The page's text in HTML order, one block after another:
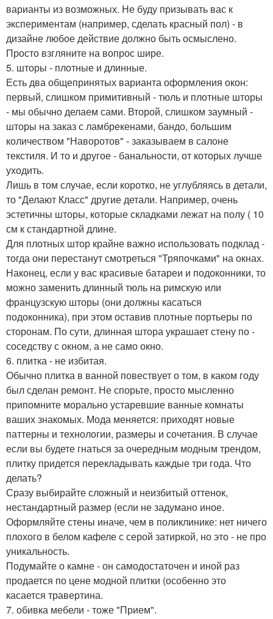
варианты из возможных. Не буду призывать вас к
экспериментам (например, сделать красный пол) - в
дизайне любое действие должно быть осмыслено.
Просто взгляните на вопрос шире.
5. шторы - плотные и длинные.
Есть два общепринятых варианта оформления окон:
первый, слишком примитивный - тюль и плотные шторы
- мы обычно делаем сами. Второй, слишком заумный -
шторы на заказ с ламбрекенами, бандо, большим
количеством "Наворотов" - заказываем в салоне
текстиля. И то и другое - банальности, от которых лучше
уходить.
Лишь в том случае, если коротко, не углубляясь в детали,
то "Делают Класс" другие детали. Например, очень
эстетичны шторы, которые складками лежат на полу ( 10
см к стандартной длине.
Для плотных штор крайне важно использовать подклад -
тогда они перестанут смотреться "Тряпочками" на окнах.
Наконец, если у вас красивые батареи и подоконники, то
можно заменить длинный тюль на римскую или
французскую шторы (они должны касаться
подоконника), при этом оставив плотные портьеры по
сторонам. По сути, длинная штора украшает стену по -
соседству с окном, а не само окно.
6. плитка - не избитая.
Обычно плитка в ванной повествует о том, в каком году
был сделан ремонт. Не спорьте, просто мысленно
припомните морально устаревшие ванные комнаты
ваших знакомых. Мода меняется: приходят новые
паттерны и технологии, размеры и сочетания. В случае
если вы будете гнаться за очередным модным трендом,
плитку придется перекладывать каждые три года. Что
делать?
Сразу выбирайте сложный и неизбитый оттенок,
нестандартный размер (если не задумано иное.
Оформляйте стены иначе, чем в поликлинике: нет ничего
плохого в белом кафеле с серой затиркой, но это - не про
уникальность.
Подумайте о камне - он самодостаточен и иной раз
продается по цене модной плитки (особенно это
касается травертина.
7. обивка мебели - тоже "Прием".